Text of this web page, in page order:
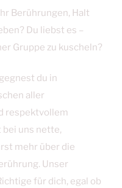
Berührungen, Halt
Du liebst es –
Gruppe zu kuscheln?
du in
aller
respektvollem
uns nette,
mehr über die
Unser
für dich, egal ob